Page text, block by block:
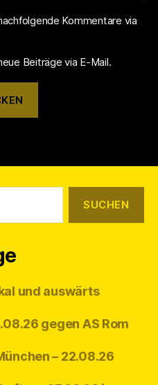
Kommentare via
Beiträge via E-Mail.
und auswärts
gegen AS Rom
– 22.08.26